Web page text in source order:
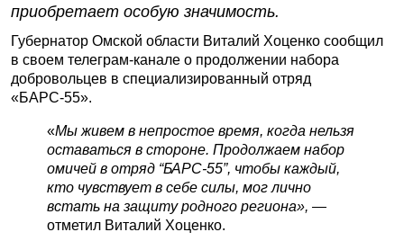
приобретает особую значимость.
Губернатор Омской области Виталий Хоценко сообщил
в своем телеграм-канале о продолжении набора
добровольцев в специализированный отряд
«БАРС-55».
«Мы живем в непростое время, когда нельзя
оставаться в стороне. Продолжаем набор
омичей в отряд “БАРС-55”, чтобы каждый,
кто чувствует в себе силы, мог лично
встать на защиту родного региона», —
отметил Виталий Хоценко.